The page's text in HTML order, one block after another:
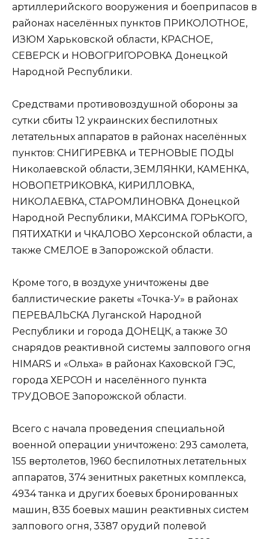
артиллерийского вооружения и боеприпасов в
районах населённых пунктов ПРИКОЛОТНОЕ,
ИЗЮМ Харьковской области, КРАСНОЕ,
СЕВЕРСК и НОВОГРИГОРОВКА Донецкой
Народной Республики.
Средствами противовоздушной обороны за
сутки сбиты 12 украинских беспилотных
летательных аппаратов в районах населённых
пунктов: СНИГИРЕВКА и ТЕРНОВЫЕ ПОДЫ
Николаевской области, ЗЕМЛЯНКИ, КАМЕНКА,
НОВОПЕТРИКОВКА, КИРИЛЛОВКА,
НИКОЛАЕВКА, СТАРОМЛИНОВКА Донецкой
Народной Республики, МАКСИМА ГОРЬКОГО,
ПЯТИХАТКИ и ЧКАЛОВО Херсонской области, а
также СМЕЛОЕ в Запорожской области.
Кроме того, в воздухе уничтожены две
баллистические ракеты «Точка-У» в районах
ПЕРЕВАЛЬСКА Луганской Народной
Республики и города ДОНЕЦК, а также 30
снарядов реактивной системы залпового огня
HIMARS и «Ольха» в районах Каховской ГЭС,
города ХЕРСОН и населённого пункта
ТРУДОВОЕ Запорожской области.
Всего с начала проведения специальной
военной операции уничтожено: 293 самолета,
155 вертолетов, 1960 беспилотных летательных
аппаратов, 374 зенитных ракетных комплекса,
4934 танка и других боевых бронированных
машин, 835 боевых машин реактивных систем
залпового огня, 3387 орудий полевой